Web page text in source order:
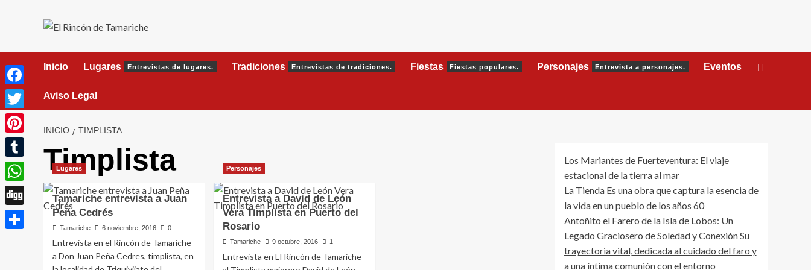
Inicio Lugares Entrevistas de lugares. Tradiciones Entrevistas de tradiciones. Fiestas Fiestas populares. Personajes Entrevista a personajes. Eventos
Aviso Legal
INICIO TIMPLISTA
Timplista
Lugares
Tamariche entrevista a Juan
Peña Cedrés
Tamariche 6 noviembre, 2016 0
Entrevista en el Rincón de Tamariche
a Don Juan Peña Cedres, timplista, en
Personajes
Entrevista a David de León
Vera Timplista en Puerto del
Rosario
Tamariche 9 octubre, 2016 1
Entrevista en El Rincón de Tamariche
Los Mariantes de Fuerteventura: El viaje
estacional de la tierra al mar
La Tienda Es una obra que captura la esencia de
la vida en un pueblo de los años 60
Antoñito el Farero de la Isla de Lobos: Un
Legado Graciosero de Soledad y Conexión Su
trayectoria vital, dedicada al cuidado del faro y
a una íntima comunión con el entorno
Facebook
Twitter
Pinterest
Tumblr
WhatsApp
Digg